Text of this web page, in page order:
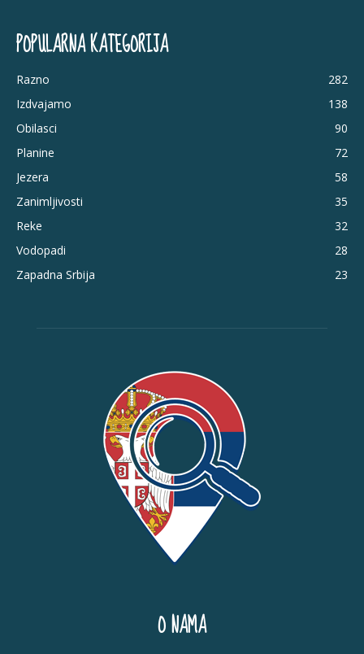
POPULARNA KATEGORIJA
Razno
282
Izdvajamo
138
Obilasci
90
Planine
72
Jezera
58
Zanimljivosti
35
Reke
32
Vodopadi
28
Zapadna Srbija
23
O NAMA